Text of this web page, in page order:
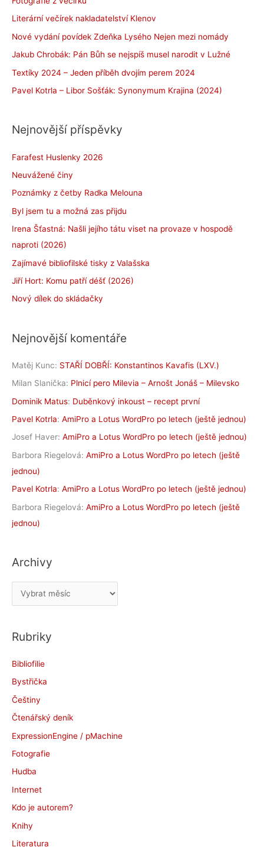
Literární večírek nakladatelství Klenov
Nové vydání povídek Zdeňka Lysého Nejen mezi nomády
Jakub Chrobák: Pán Bůh se nejspíš musel narodit v Lužné
Textíky 2024 – Jeden příběh dvojím perem 2024
Pavel Kotrla – Libor Sošťák: Synonymum Krajina (2024)
Nejnovější příspěvky
Farafest Huslenky 2026
Neuvážené činy
Poznámky z četby Radka Melouna
Byl jsem tu a možná zas přijdu
Irena Šťastná: Našli jejího tátu viset na provaze v hospodě
naproti (2026)
Zajímavé bibliofilské tisky z Valašska
Jiří Hort: Komu patří déšť (2026)
Nový dílek do skládačky
Nejnovější komentáře
Matěj Kunc: STAŘÍ DOBŘÍ: Konstantinos Kavafis (LXV.)
Milan Slanička: Plnicí pero Milevia – Arnošt Jonáš – Milevsko
Dominik Matus: Duběnkový inkoust – recept první
Pavel Kotrla: AmiPro a Lotus WordPro po letech (ještě jednou)
Josef Haver: AmiPro a Lotus WordPro po letech (ještě jednou)
Barbora Riegelová: AmiPro a Lotus WordPro po letech (ještě
jednou)
Pavel Kotrla: AmiPro a Lotus WordPro po letech (ještě jednou)
Barbora Riegelová: AmiPro a Lotus WordPro po letech (ještě
jednou)
Archivy
r
h
v
y
Rubriky
Bibliofilie
Bystřička
Češtiny
Čtenářský deník
ExpressionEngine / pMachine
Fotografie
Hudba
Internet
Kdo je autorem?
Knihy
Literatura